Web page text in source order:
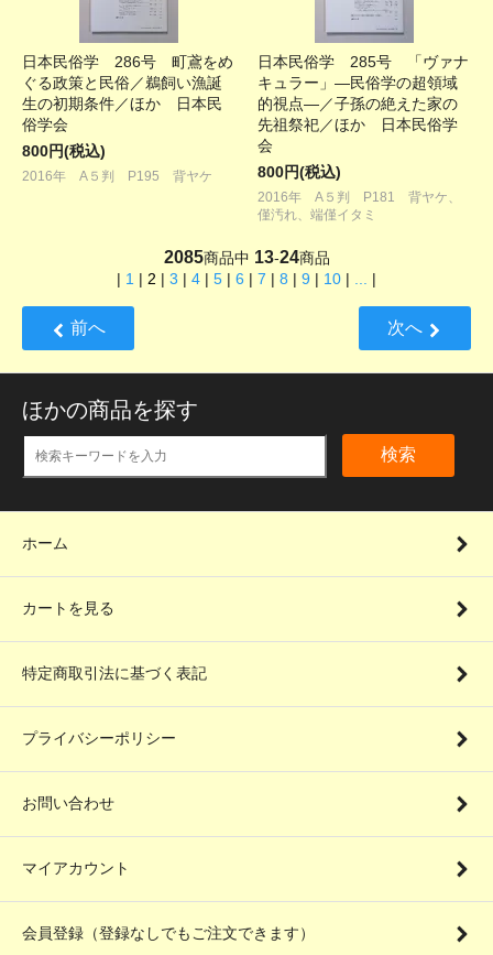
日本民俗学 286号 町鳶をめ
ぐる政策と民俗／鵜飼い漁誕
生の初期条件／ほか 日本民
俗学会
800円(税込)
2016年 A５判 P195 背ヤケ
日本民俗学 285号 「ヴァナ
キュラー」―民俗学の超領域
的視点―／子孫の絶えた家の
先祖祭祀／ほか 日本民俗学
会
800円(税込)
2016年 A５判 P181 背ヤケ、
僅汚れ、端僅イタミ
2085商品中 13-24商品
| 1 | 2 | 3 | 4 | 5 | 6 | 7 | 8 | 9 | 10 | ... |
前へ 次へ
ほかの商品を探す
検索
ホーム
カートを見る
特定商取引法に基づく表記
プライバシーポリシー
お問い合わせ
マイアカウント
会員登録（登録なしでもご注文できます）